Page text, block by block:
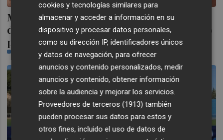
Mas, sobre Azud: "Si alguien se ha pasado
de frenada, que quien lo haya hecho que lo
pague
CASTELLÓN PLAZA
cookies y tecnologías similares para
almacenar y acceder a información en su
dispositivo y procesar datos personales,
como su dirección IP, identificadores únicos
y datos de navegación, para ofrecer
anuncios y contenido personalizados, medir
anuncios y contenido, obtener información
sobre la audiencia y mejorar los servicios.
Proveedores de terceros (1913) también
pueden procesar sus datos para estos y
otros fines, incluido el uso de datos de